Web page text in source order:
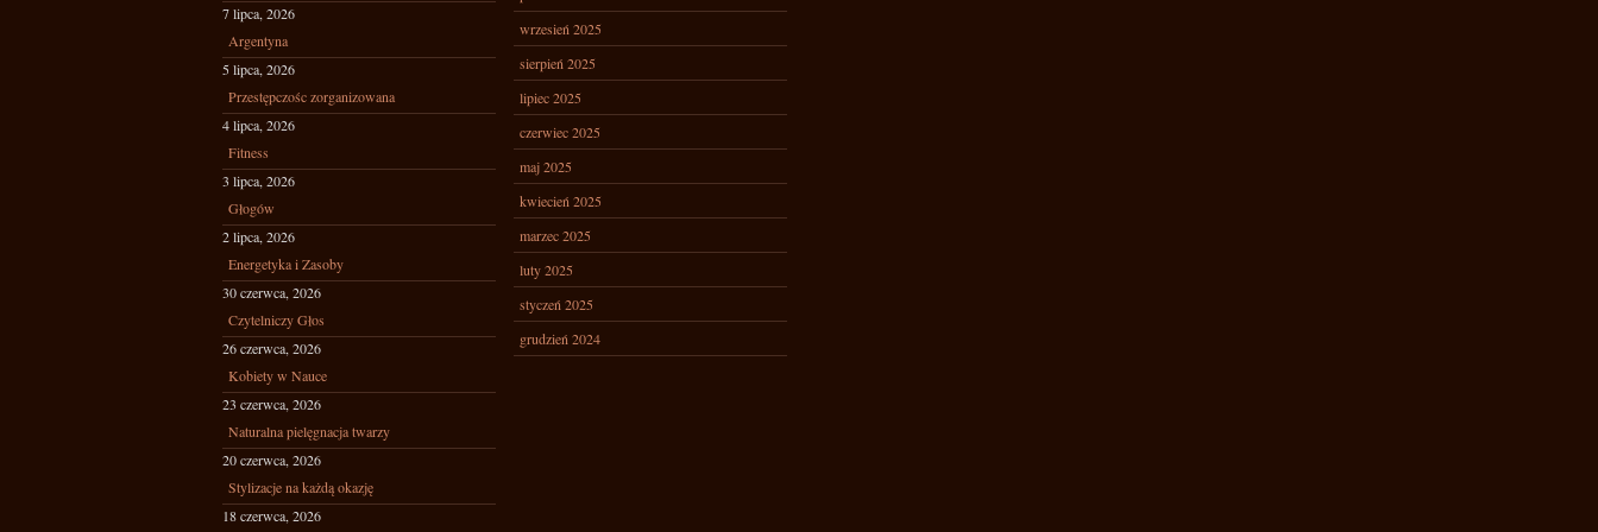
7 lipca, 2026
Argentyna
5 lipca, 2026
Przestępczośc zorganizowana
4 lipca, 2026
Fitness
3 lipca, 2026
Głogów
2 lipca, 2026
Energetyka i Zasoby
30 czerwca, 2026
Czytelniczy Głos
26 czerwca, 2026
Kobiety w Nauce
23 czerwca, 2026
Naturalna pielęgnacja twarzy
20 czerwca, 2026
Stylizacje na każdą okazję
18 czerwca, 2026
wrzesień 2025
sierpień 2025
lipiec 2025
czerwiec 2025
maj 2025
kwiecień 2025
marzec 2025
luty 2025
styczeń 2025
grudzień 2024